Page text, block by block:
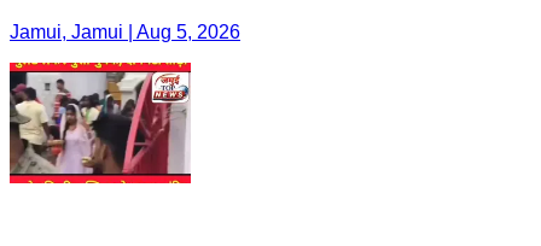
Jamui, Jamui | Aug 5, 2026